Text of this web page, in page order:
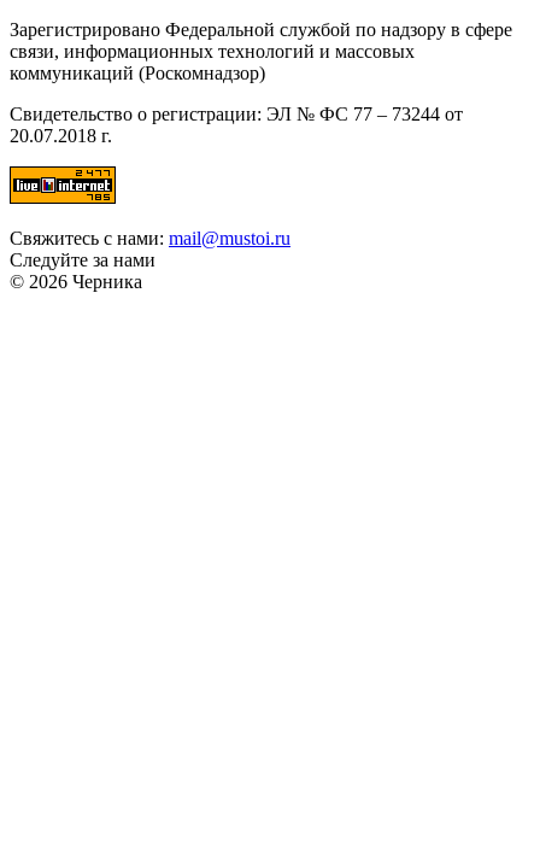
Зарегистрировано Федеральной службой по надзору в сфере
связи, информационных технологий и массовых
коммуникаций (Роскомнадзор)
Свидетельство о регистрации: ЭЛ № ФС 77 – 73244 от
20.07.2018 г.
Свяжитесь с нами: mail@mustoi.ru
Следуйте за нами
© 2026 Черника